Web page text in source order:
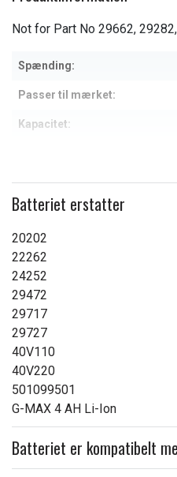
Not for Part No 29662,
Spænding:
Passer til mærket:
Kapacitet:
Batteriet erstatter
20202
22262
24252
29472
29717
29727
40V110
40V220
501099501
G-MAX 4 AH Li-Ion
Batteriet er kompatibelt